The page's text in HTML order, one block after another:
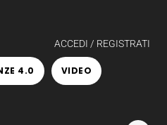
ACCEDI / REGISTRATI
4.0 VIDEO